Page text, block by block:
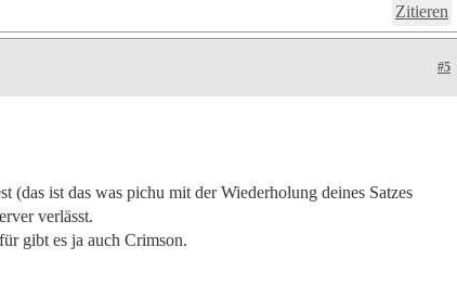
Zitieren
#5
ist das was pichu mit der Wiederholung deines Satzes
verlässt.
gibt es ja auch Crimson.